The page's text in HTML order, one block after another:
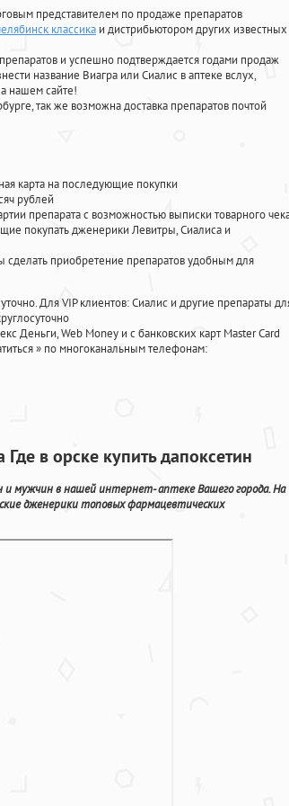
представителем по продаже препаратов
классика и дистрибьютором других известных
и успешно подтверждается годами продаж
название Виагра или Сиалис в аптеке вслух,
нашем сайте!
так же возможна доставка препаратов почтой
карта на последующие покупки
рублей
препарата с возможностью выписки товарного
покупать дженерики Левитры, Сиалиса и
приобретение препаратов удобным для
Для VIP клиентов: Сиалис и другие препараты
Деньги, Web Money и с банковских карт Master Card
» по многоканальным телефонам:
в орске купить дапоксетин
и мужчин в нашей интернет- аптеке Вашего города. На
дженерики топовых фармацевтических